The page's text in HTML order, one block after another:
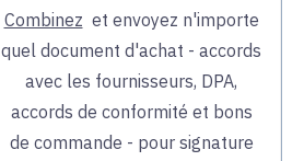
Combinez et envoyez n'importe
quel document d'achat - accords
avec les fournisseurs, DPA,
accords de conformité et bons
de commande - pour signature